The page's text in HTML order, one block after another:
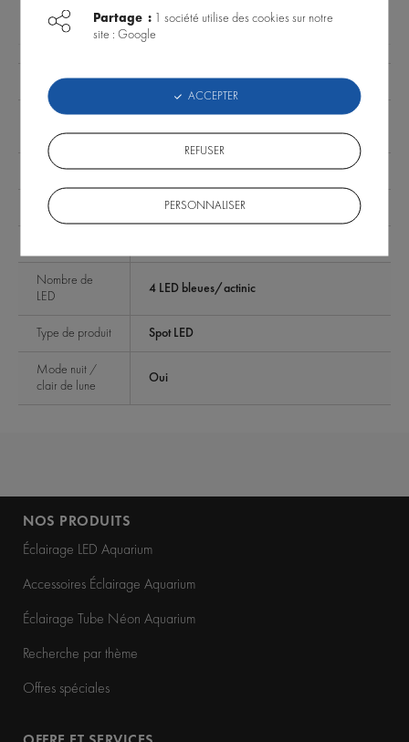
Partage : 1 société utilise des cookies sur notre
site : Google
ACCEPTER
REFUSER
PERSONNALISER
NOTICE
Puissance 1 Watt
d'aquarium
Garantie 2 ans
Étanchéité IP68
Nombre de
LED
4 LED bleues/actinic
Type de produit Spot LED
Mode nuit /
clair de lune
Oui
NOS PRODUITS
Éclairage LED Aquarium
Accessoires Éclairage Aquarium
Éclairage Tube Néon Aquarium
Recherche par thème
Offres spéciales